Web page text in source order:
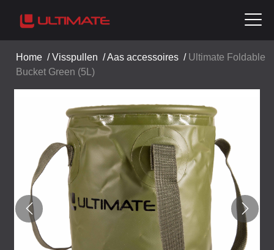
Home /Visspullen /Aas accessoires / Ultimate Foldable
Bucket Green (5L)